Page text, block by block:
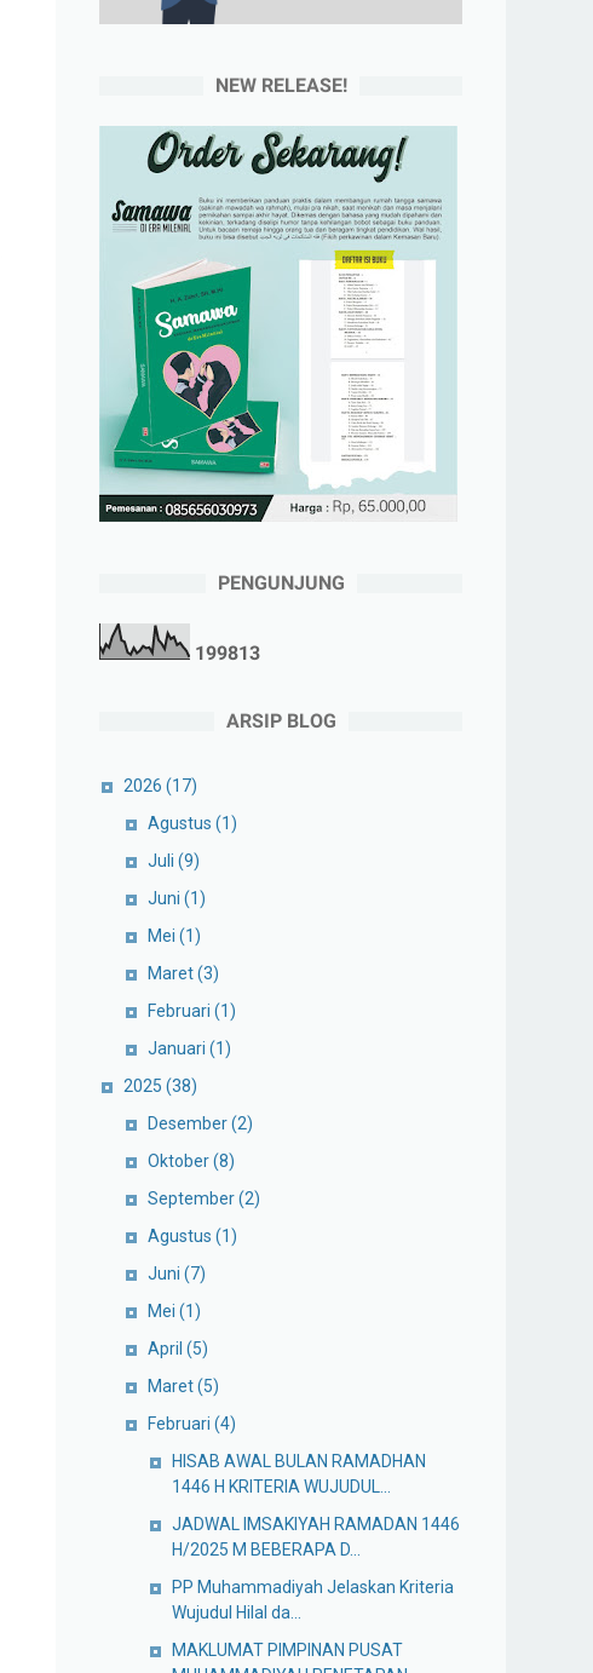
NEW RELEASE!
PENGUNJUNG
199813
ARSIP BLOG
2026 (17)
Agustus (1)
Juli (9)
Juni (1)
Mei (1)
Maret(3)
Februari (1)
Januari (1)
2025 (38)
Desember(2)
Oktober(8)
September(2)
Agustus (1)
Juni (7)
Mei (1)
April (5)
Maret(5)
Februari (4)
HISAB AWAL BULAN RAMADHAN
1446 H KRITERIA WUJUDUL...
JADWAL IMSAKIYAH RAMADAN 1446
H/2025 M BEBERAPA D...
PP Muhammadiyah Jelaskan Kriteria
Wujudul Hilal da...
MAKLUMAT PIMPINAN PUSAT